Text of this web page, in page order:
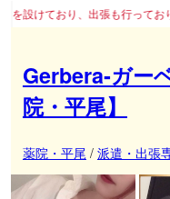
出張も行っております❢❢
Gerbera‐ガー
院・平尾】
薬院・平尾 / 派遣・出張